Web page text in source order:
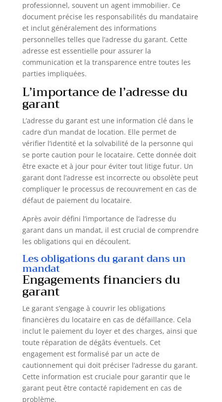
professionnel, souvent un agent immobilier. Ce
document précise les responsabilités du mandataire
et inclut généralement des informations
personnelles telles que l’adresse du garant. Cette
adresse est essentielle pour assurer la
communication et la transparence entre toutes les
parties impliquées.
L’importance de l’adresse du
garant
L’adresse du garant est une information clé dans le
cadre d’un mandat de location. Elle permet de
vérifier l’identité et la solvabilité de la personne qui
se porte caution pour le locataire. Cette donnée doit
être exacte et à jour pour éviter tout litige futur. Un
garant dont l’adresse est incorrecte ou obsolète peut
compliquer le processus de recouvrement en cas de
défaut de paiement du locataire.
Après avoir défini l’importance de l’adresse du
garant dans un mandat, il est crucial de comprendre
les obligations qui en découlent.
Les obligations du garant dans un
mandat
Engagements financiers du
garant
Le garant s’engage à couvrir les obligations
financières du locataire en cas de défaillance. Cela
inclut le paiement du loyer et des charges, ainsi que
toute réparation de dégâts éventuels. Cet
engagement est formalisé par un acte de
cautionnement qui doit préciser l’adresse du garant.
Cette information est cruciale pour garantir que le
garant peut être contacté rapidement en cas de
problème.